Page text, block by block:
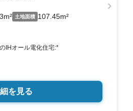
で、どうぞお気軽にお問い合わせ
土地面積 107.45m²
IHオール電化住宅:*
く揃う暮らしやすさ
ーで家事ラク動線！
を見る